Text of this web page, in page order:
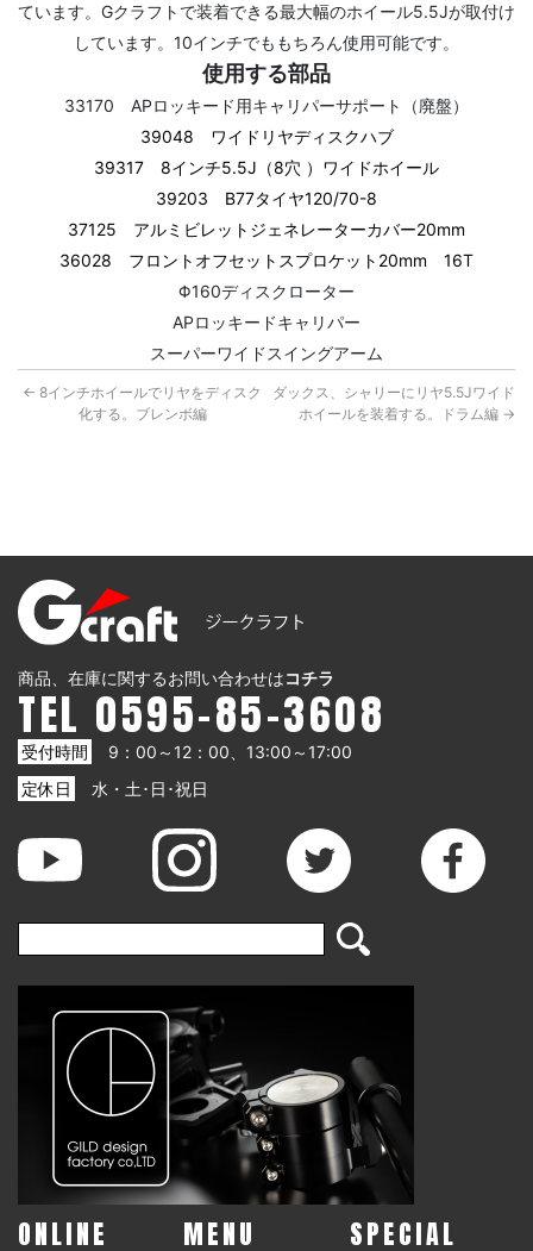
ています。Gクラフトで装着できる最大幅のホイール5.5Jが取付け
しています。10インチでももちろん使用可能です。
使用する部品
33170 APロッキード用キャリパーサポート（廃盤）
39048 ワイドリヤディスクハブ
39317 8インチ5.5J（8穴 ）ワイドホイール
39203 B77タイヤ120/70-8
37125 アルミビレットジェネレーターカバー20mm
36028 フロントオフセットスプロケット20mm 16T
Φ160ディスクローター
APロッキードキャリパー
スーパーワイドスイングアーム
← 8インチホイールでリヤをディスク
化する。ブレンボ編
ダックス、シャリーにリヤ5.5Jワイド
ホイールを装着する。ドラム編 →
商品、在庫に関するお問い合わせはコチラ
TEL 0595-85-3608
受付時間
9：00～12：00、13:00～17:00
定休日
水・土･日･祝日
ONLINE
MENU SPECIAL